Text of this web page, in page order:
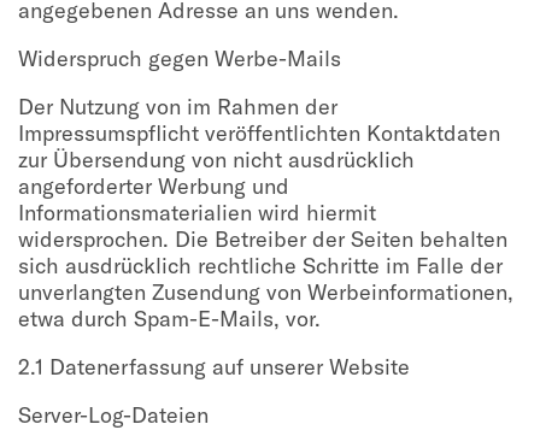
angegebenen Adresse an uns wenden.
Widerspruch gegen Werbe-Mails
Der Nutzung von im Rahmen der
Impressumspflicht veröffentlichten Kontaktdaten
zur Übersendung von nicht ausdrücklich
angeforderter Werbung und
Informationsmaterialien wird hiermit
widersprochen. Die Betreiber der Seiten behalten
sich ausdrücklich rechtliche Schritte im Falle der
unverlangten Zusendung von Werbeinformationen,
etwa durch Spam-E-Mails, vor.
2.1 Datenerfassung auf unserer Website
Server-Log-Dateien